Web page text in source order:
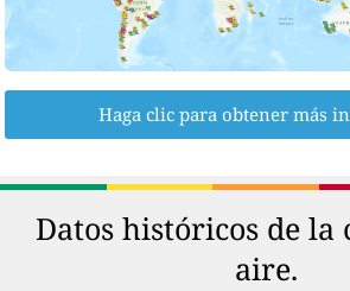
Haga clic para obtener más
Datos históricos de la
aire.